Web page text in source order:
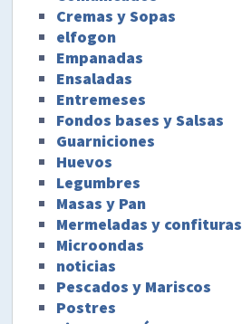
Cremas y Sopas
elfogon
Empanadas
Ensaladas
Entremeses
Fondos bases y Salsas
Guarniciones
Huevos
Legumbres
Masas y Pan
Mermeladas y confituras
Microondas
noticias
Pescados y Mariscos
Postres